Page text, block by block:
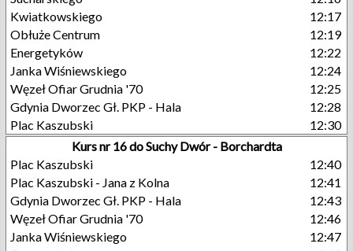
Kwiatkowskiego
12:17
Obłuże Centrum
12:19
Energetyków
12:22
Janka Wiśniewskiego
12:24
Węzeł Ofiar Grudnia '70
12:25
Gdynia Dworzec Gł. PKP - Hala
12:28
Plac Kaszubski
12:30
Kurs nr 16 do Suchy Dwór - Borchardta
Plac Kaszubski
12:40
Plac Kaszubski - Jana z Kolna
12:41
Gdynia Dworzec Gł. PKP - Hala
12:43
Węzeł Ofiar Grudnia '70
12:46
Janka Wiśniewskiego
12:47